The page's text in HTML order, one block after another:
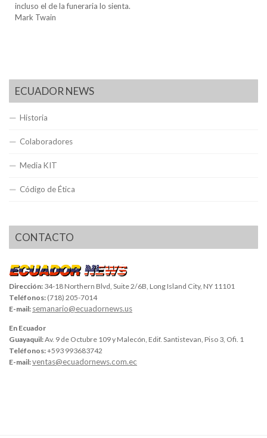
incluso el de la funeraria lo sienta.
Mark Twain
ECUADOR NEWS
Historia
Colaboradores
Media KIT
Código de Ética
CONTACTO
Dirección: 34-18 Northern Blvd, Suite 2/6B, Long Island City, NY 11101
Teléfonos: (718) 205-7014
E-mail: semanario@ecuadornews.us
En Ecuador
Guayaquil:Av. 9 de Octubre 109 y Malecón, Edif. Santistevan, Piso 3, Ofi. 1
Teléfonos:+593 993683742
E-mail:ventas@ecuadornews.com.ec